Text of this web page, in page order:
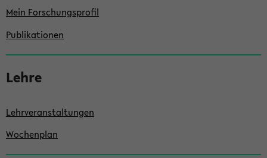
t
e
n
l
i
s
Mein Forschungsprofil
Publikationen
Lehre
Lehrveranstaltungen
Wochenplan